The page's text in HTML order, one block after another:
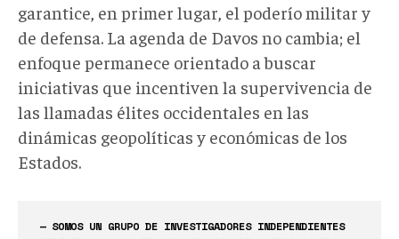
garantice, en primer lugar, el poderío militar y
de defensa. La agenda de Davos no cambia; el
enfoque permanece orientado a buscar
iniciativas que incentiven la supervivencia de
las llamadas élites occidentales en las
dinámicas geopolíticas y económicas de los
Estados.
— SOMOS UN GRUPO DE INVESTIGADORES INDEPENDIENTES